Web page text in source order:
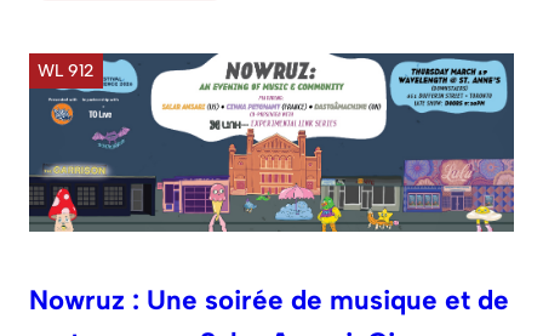
WL 912
Nowruz : Une soirée de musique et de